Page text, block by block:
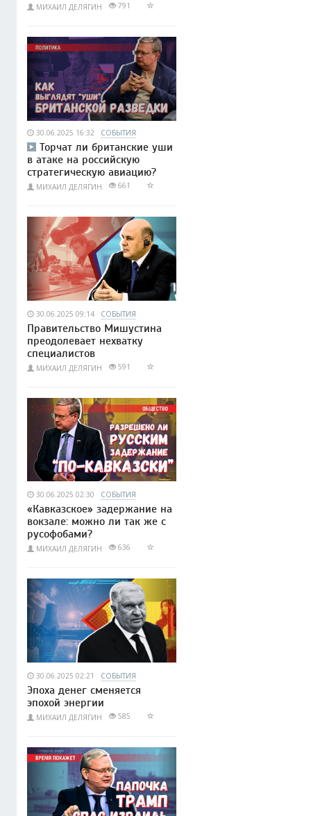
МИХАИЛ ДЕЛЯГИН 791
30.06.2025 16:32 СОБЫТИЯ
Торчат ли британские уши
в атаке на российскую
стратегическую авиацию?
МИХАИЛ ДЕЛЯГИН 661
30.06.2025 09:14 СОБЫТИЯ
Правительство Мишустина
преодолевает нехватку
специалистов
МИХАИЛ ДЕЛЯГИН 591
30.06.2025 02:30 СОБЫТИЯ
«Кавказское» задержание на
вокзале: можно ли так же с
русофобами?
МИХАИЛ ДЕЛЯГИН 636
30.06.2025 02:21 СОБЫТИЯ
Эпоха денег сменяется
эпохой энергии
МИХАИЛ ДЕЛЯГИН 585